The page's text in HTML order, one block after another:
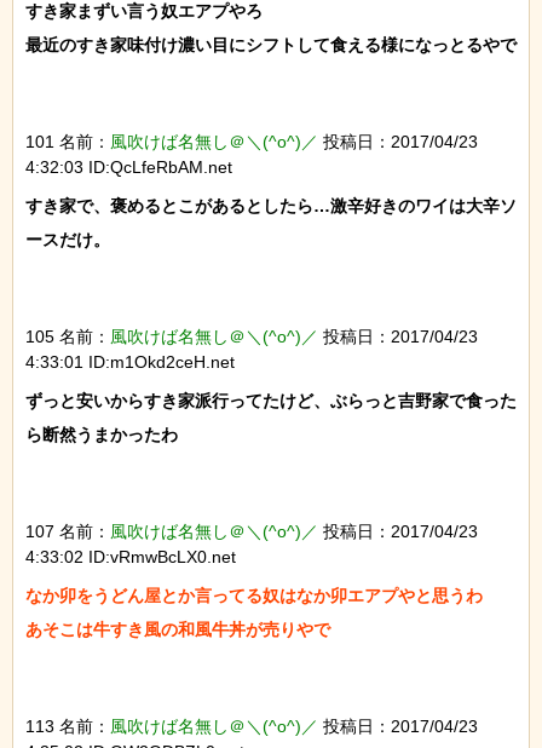
すき家まずい言う奴エアプやろ
最近のすき家味付け濃い目にシフトして食える様になっとるやで
101 名前： 風吹けば名無し＠＼(^o^)／ 投稿日：2017/04/23
4:32:03 ID:QcLfeRbAM.net
すき家で、褒めるとこがあるとしたら…激辛好きのワイは大辛ソ
ースだけ。
105 名前： 風吹けば名無し＠＼(^o^)／ 投稿日：2017/04/23
4:33:01 ID:m1Okd2ceH.net
ずっと安いからすき家派行ってたけど、ぶらっと吉野家で食った
ら断然うまかったわ
107 名前： 風吹けば名無し＠＼(^o^)／ 投稿日：2017/04/23
4:33:02 ID:vRmwBcLX0.net
なか卯をうどん屋とか言ってる奴はなか卯エアプやと思うわ
あそこは牛すき風の和風牛丼が売りやで
113 名前： 風吹けば名無し＠＼(^o^)／ 投稿日：2017/04/23